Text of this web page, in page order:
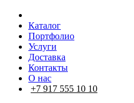
Каталог
Портфолио
Услуги
Доставка
Контакты
О нас
+7 917 555 10 10